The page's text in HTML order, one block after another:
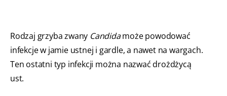
Rodzaj grzyba zwany Candidamoże powodować
infekcje w jamie ustnej i gardle, a nawet na wargach.
Ten ostatni typ infekcji można nazwać drożdżycą
ust.